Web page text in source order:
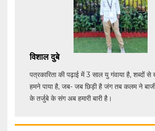
विशाल दुबे
पत्रकारिता की पढ़ाई में 3 साल यु गंवाया है, शब्दों
हमने पाया है, जब- जब छिड़ी है जंग तब कलम ने बाजी
के तर्जुबे के संग अब हमारी बारी है।